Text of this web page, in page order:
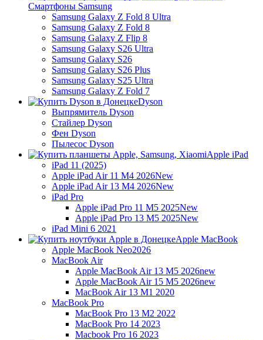
Смартфоны Samsung
Samsung Galaxy Z Fold 8 Ultra
Samsung Galaxy Z Fold 8
Samsung Galaxy Z Flip 8
Samsung Galaxy S26 Ultra
Samsung Galaxy S26
Samsung Galaxy S26 Plus
Samsung Galaxy S25 Ultra
Samsung Galaxy Z Fold 7
Dyson
Выпрямитель Dyson
Стайлер Dyson
Фен Dyson
Пылесос Dyson
Apple iPad
iPad 11 (2025)
Apple iPad Air 11 M4 2026New
Apple iPad Air 13 M4 2026New
iPad Pro
Apple iPad Pro 11 M5 2025New
Apple iPad Pro 13 M5 2025New
iPad Mini 6 2021
Apple MacBook
Apple MacBook Neo2026
MacBook Air
Apple MacBook Air 13 M5 2026new
Apple MacBook Air 15 M5 2026new
MacBook Air 13 M1 2020
MacBook Pro
MacBook Pro 13 M2 2022
MacBook Pro 14 2023
Macbook Pro 16 2023